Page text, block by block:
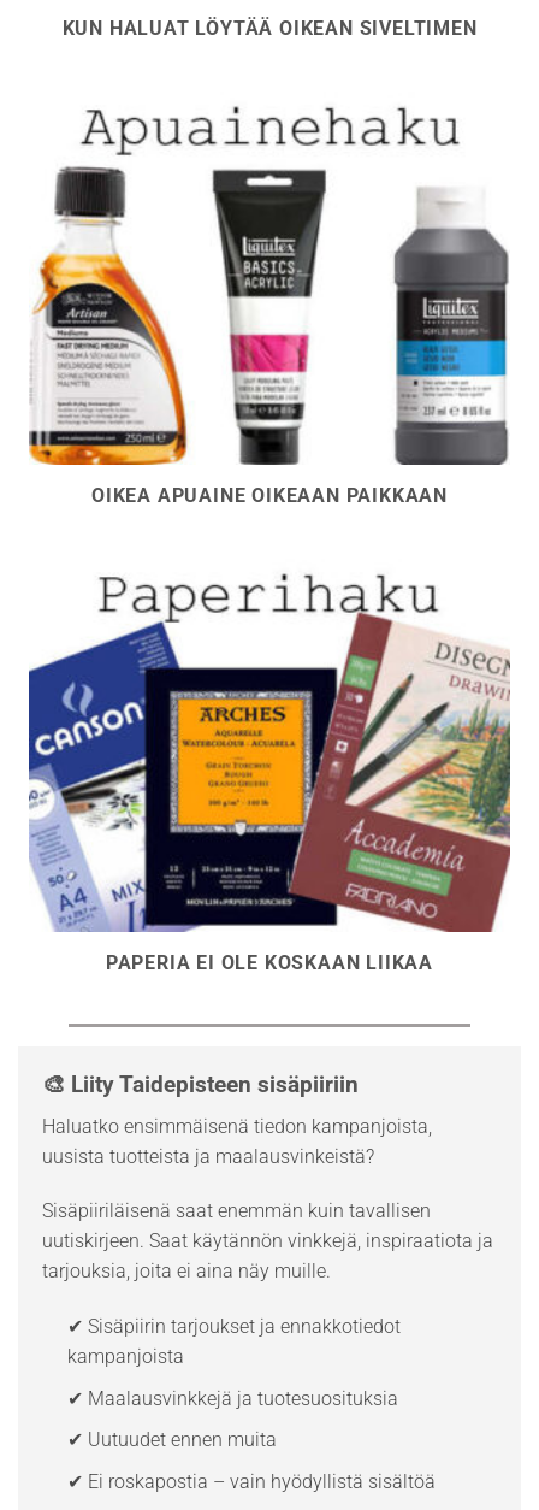
KUN HALUAT LÖYTÄÄ OIKEAN SIVELTIMEN
OIKEA APUAINE OIKEAAN PAIKKAAN
PAPERIA EI OLE KOSKAAN LIIKAA
🎨 Liity Taidepisteen sisäpiiriin
Haluatko ensimmäisenä tiedon kampanjoista,
uusista tuotteista ja maalausvinkeistä?
Sisäpiiriläisenä saat enemmän kuin tavallisen
uutiskirjeen. Saat käytännön vinkkejä, inspiraatiota ja
tarjouksia, joita ei aina näy muille.
✔ Sisäpiirin tarjoukset ja ennakkotiedot
kampanjoista
✔ Maalausvinkkejä ja tuotesuosituksia
✔ Uutuudet ennen muita
✔ Ei roskapostia – vain hyödyllistä sisältöä